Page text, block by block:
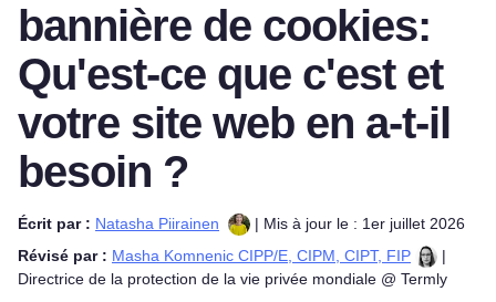
bannière de cookies:
Qu'est-ce que c'est et
votre site web en a-t-il
besoin ?
Écrit par : Natasha Piirainen
| Mis à jour le : 1er juillet 2026
Révisé par : Masha Komnenic CIPP/E, CIPM, CIPT, FIP
|
Directrice de la protection de la vie privée mondiale @ Termly